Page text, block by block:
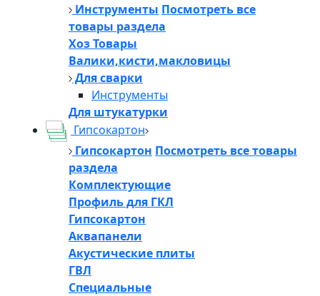
Инструменты Посмотреть все
товары раздела
Хоз Товары
Валики,кисти,макловицы
Для сварки
Инструменты
Для штукатурки
Гипсокартон
Гипсокартон Посмотреть все товары
раздела
Комплектующие
Профиль для ГКЛ
Гипсокартон
Аквапанели
Акустические плиты
ГВЛ
Специальные